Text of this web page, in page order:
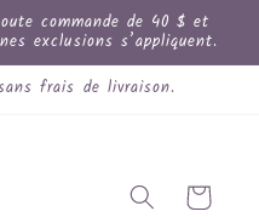
commande de 40 $ et
exclusions s’appliquent.
frais de livraison.
Panier